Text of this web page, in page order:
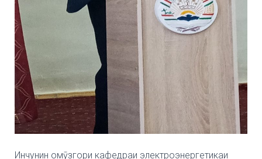
Инчунин омӯзгори кафедраи электроэнергетикаи